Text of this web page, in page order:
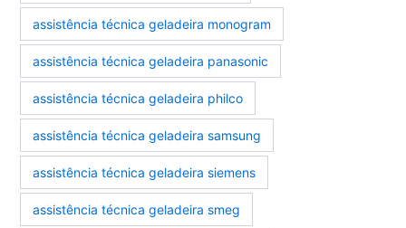
assistência técnica geladeira monogram
assistência técnica geladeira panasonic
assistência técnica geladeira philco
assistência técnica geladeira samsung
assistência técnica geladeira siemens
assistência técnica geladeira smeg